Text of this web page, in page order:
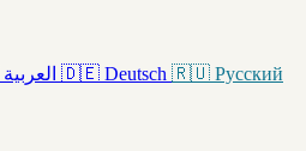
العربية 🇩🇪 Deutsch 🇷🇺 Русский